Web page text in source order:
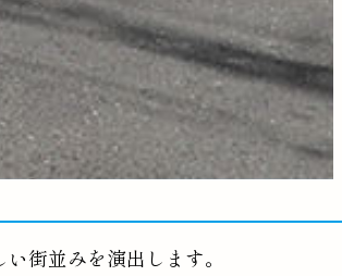
街並みを演出します。